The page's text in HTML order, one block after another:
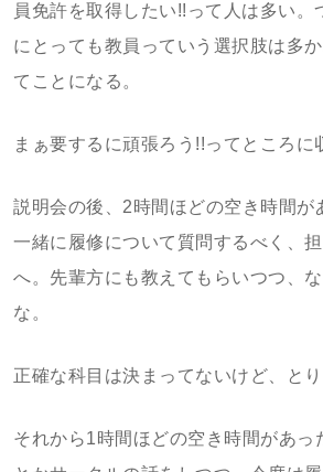
員免許を取得したい!!って人は多い。
にとっても教員っていう選択肢は多
てことになる。
まぁ要するに頑張ろう!!ってところに
説明会の後、2時間ほどの空き時間が
一緒に履修について質問するべく、
へ。先輩方にも教えてもらいつつ、
な。
正確な科目は決まってないけど、とり
それから1時間ほどの空き時間があっ